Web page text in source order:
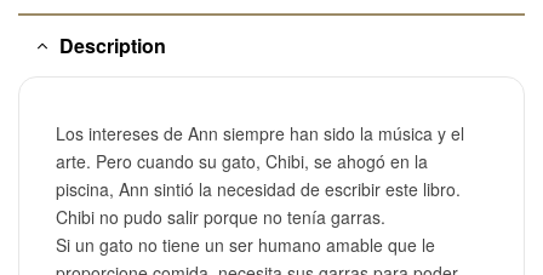
Description
Los intereses de Ann siempre han sido la música y el
arte. Pero cuando su gato, Chibi, se ahogó en la
piscina, Ann sintió la necesidad de escribir este libro.
Chibi no pudo salir porque no tenía garras.
Si un gato no tiene un ser humano amable que le